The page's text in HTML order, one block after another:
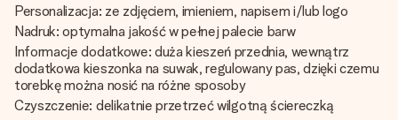
Personalizacja: ze zdjęciem, imieniem, napisem i/lub logo
Nadruk: optymalna jakość w pełnej palecie barw
Informacje dodatkowe: duża kieszeń przednia, wewnątrz
dodatkowa kieszonka na suwak, regulowany pas, dzięki czemu
torebkę można nosić na różne sposoby
Czyszczenie: delikatnie przetrzeć wilgotną ściereczką